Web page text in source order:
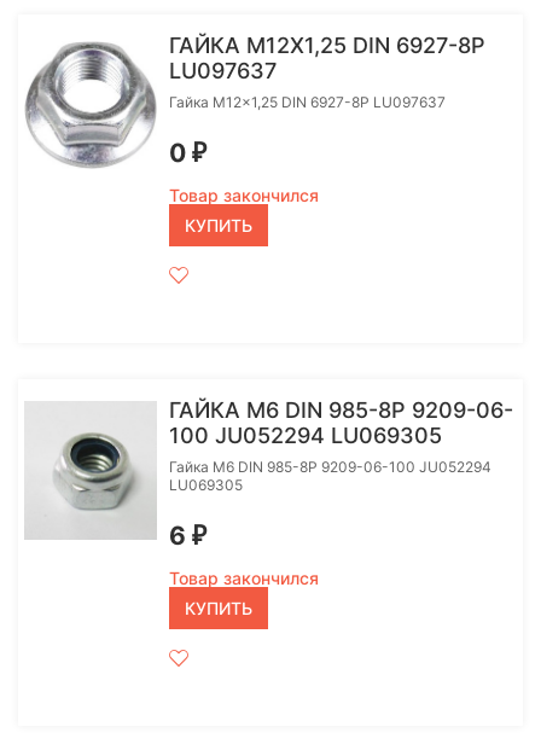
ГАЙКА M12X1,25 DIN 6927-8P
LU097637
Гайка M12x1,25 DIN 6927-8P LU097637
0 ₽
Товар закончился
КУПИТЬ
ГАЙКА M6 DIN 985-8P 9209-06-
100 JU052294 LU069305
Гайка M6 DIN 985-8P 9209-06-100 JU052294
LU069305
6 ₽
Товар закончился
КУПИТЬ